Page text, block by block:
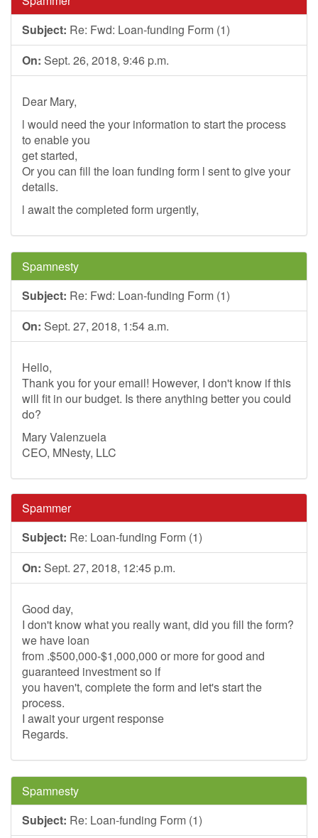
Subject: Re: Fwd: Loan-funding Form (1)
On: Sept. 26, 2018, 9:46 p.m.
Dear Mary,
l would need the your information to start the process
to enable you
get started,
Or you can fill the loan funding form l sent to give your
details.
l await the completed form urgently,
Spamnesty
Subject: Re: Fwd: Loan-funding Form (1)
On: Sept. 27, 2018, 1:54 a.m.
Hello,
Thank you for your email! However, I don't know if this
will fit in our budget. Is there anything better you could
do?
Mary Valenzuela
CEO, MNesty, LLC
Spammer
Subject: Re: Loan-funding Form (1)
On: Sept. 27, 2018, 12:45 p.m.
Good day,
I don't know what you really want, did you fill the form?
we have loan
from .$500,000-$1,000,000 or more for good and
guaranteed investment so if
you haven't, complete the form and let's start the
process.
I await your urgent response
Regards.
Spamnesty
Subject: Re: Loan-funding Form (1)